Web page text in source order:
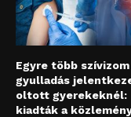
Egyre több szívizom
gyulladás
oltott gyerekeknél:
kiadták a